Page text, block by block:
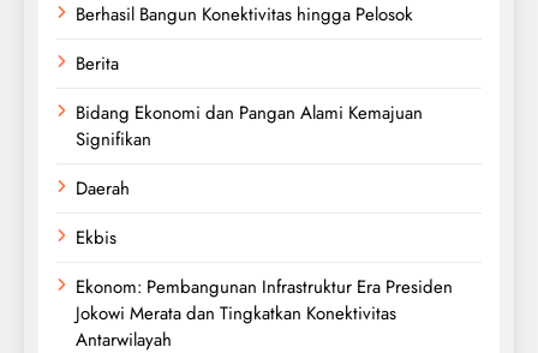
Berhasil Bangun Konektivitas hingga Pelosok
Berita
Bidang Ekonomi dan Pangan Alami Kemajuan
Signifikan
Daerah
Ekbis
Ekonom: Pembangunan Infrastruktur Era Presiden
Jokowi Merata dan Tingkatkan Konektivitas
Antarwilayah